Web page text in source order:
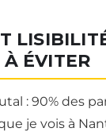
À ÉVITER
: 90% des
je vois à